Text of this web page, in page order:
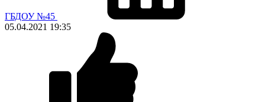
ГБДОУ №45
05.04.2021 19:35